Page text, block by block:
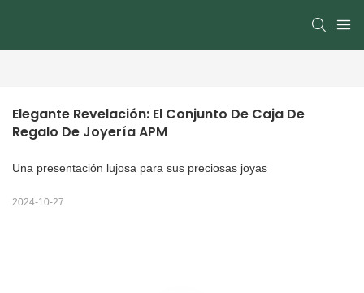
Elegante Revelación: El Conjunto De Caja De
Regalo De Joyería APM
Una presentación lujosa para sus preciosas joyas
2024-10-27